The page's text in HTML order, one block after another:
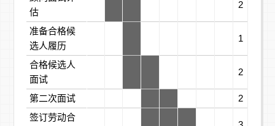
估
2
准备合格候
选人履历
1
合格候选人
面试
2
第二次面试
2
签订劳动合